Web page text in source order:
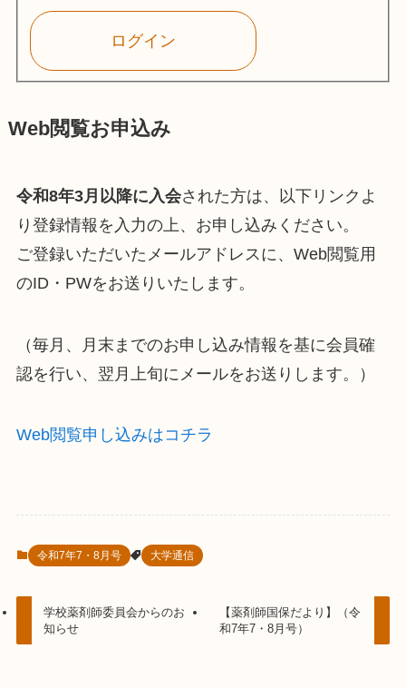
Web閲覧お申込み
令和8年3月以降に入会された方は、以下リンクよ
り登録情報を入力の上、お申し込みください。
ご登録いただいたメールアドレスに、Web閲覧用
のID・PWをお送りいたします。
（毎月、月末までのお申し込み情報を基に会員確
認を行い、翌月上旬にメールをお送りします。）
Web閲覧申し込みはコチラ
令和7年7・8月号 大学通信
学校薬剤師委員会からのお
知らせ
【薬剤師国保だより】（令
和7年7・8月号）